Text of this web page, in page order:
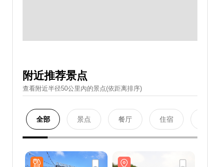
附近推荐景点
查看附近半径50公里內的景点(依距离排序)
全部 景点 餐厅 住宿